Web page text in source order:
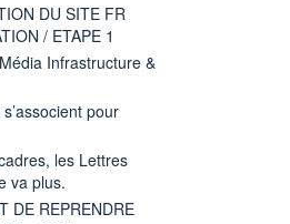
DU SITE FR
/ ETAPE 1
Infrastructure &
pour
les Lettres
va plus.
DE REPRENDRE